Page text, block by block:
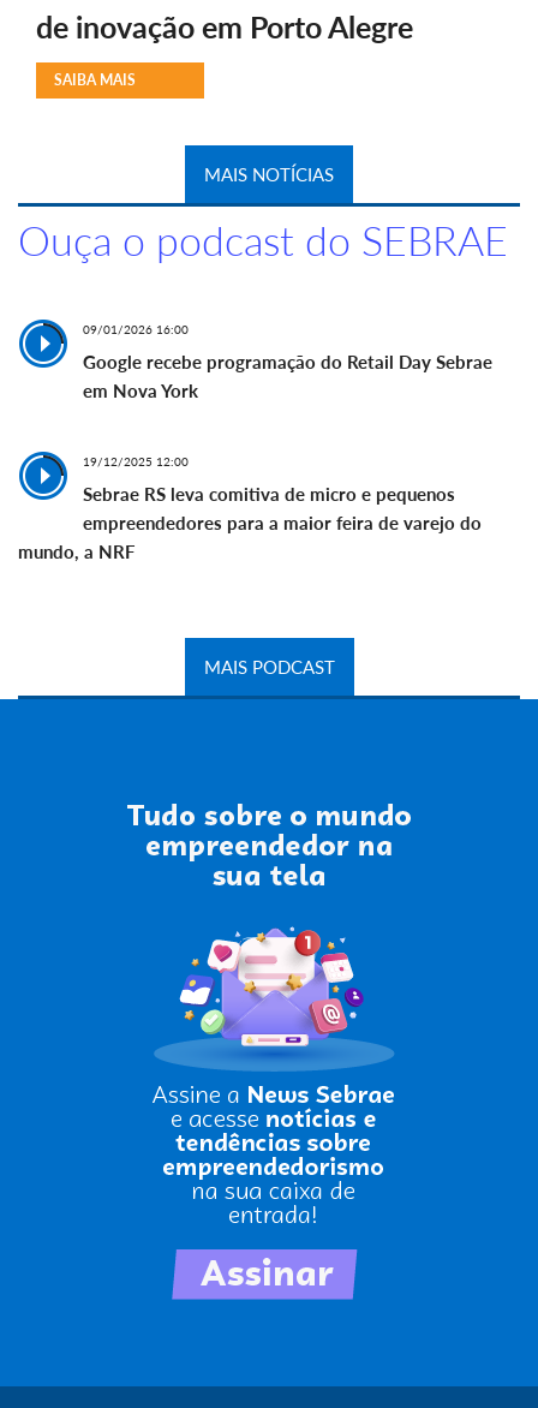
de inovação em Porto Alegre
SAIBA MAIS
MAIS NOTÍCIAS
Ouça o podcast do SEBRAE
09/01/2026 16:00
Google recebe programação do Retail Day Sebrae
em Nova York
19/12/2025 12:00
Sebrae RS leva comitiva de micro e pequenos
empreendedores para a maior feira de varejo do
mundo, a NRF
MAIS PODCAST